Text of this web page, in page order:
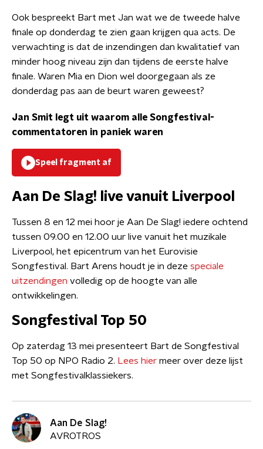
Ook bespreekt Bart met Jan wat we de tweede halve
finale op donderdag te zien gaan krijgen qua acts. De
verwachting is dat de inzendingen dan kwalitatief van
minder hoog niveau zijn dan tijdens de eerste halve
finale. Waren Mia en Dion wel doorgegaan als ze
donderdag pas aan de beurt waren geweest?
Jan Smit legt uit waarom alle Songfestival-
commentatoren in paniek waren
Speel fragment af
Aan De Slag! live vanuit Liverpool
Tussen 8 en 12 mei hoor je Aan De Slag! iedere ochtend
tussen 09.00 en 12.00 uur live vanuit het muzikale
Liverpool, het epicentrum van het Eurovisie
Songfestival. Bart Arens houdt je in deze speciale
uitzendingen volledig op de hoogte van alle
ontwikkelingen.
Songfestival Top 50
Op zaterdag 13 mei presenteert Bart de Songfestival
Top 50 op NPO Radio 2. Lees hier meer over deze lijst
met Songfestivalklassiekers.
Aan De Slag!
AVROTROS